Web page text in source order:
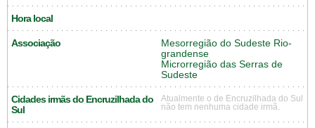
Hora local
Associação
Mesorregião do Sudeste Rio-
grandense
Microrregião das Serras de
Sudeste
Cidades irmãs do Encruzilhada do
Sul
Atualmente o de Encruzilhada do Sul
não tem nenhuma cidade irmã.